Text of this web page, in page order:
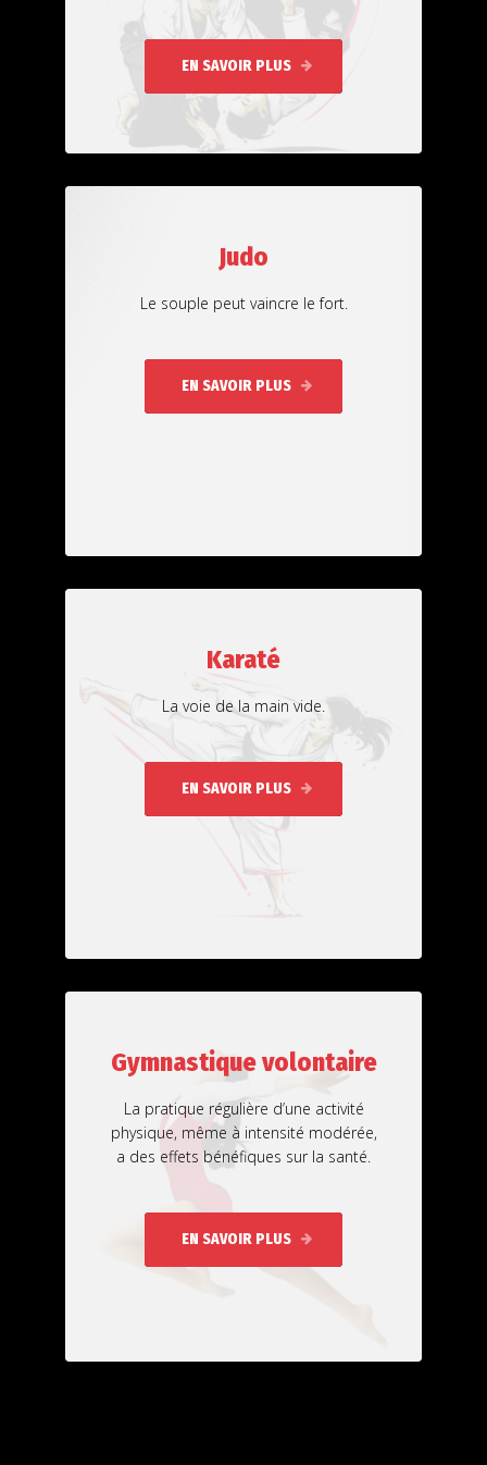
EN SAVOIR PLUS
Judo
Le souple peut vaincre le fort.
EN SAVOIR PLUS
Karaté
La voie de la main vide.
EN SAVOIR PLUS
Gymnastique volontaire
La pratique régulière d’une activité
physique, même à intensité modérée,
a des effets bénéfiques sur la santé.
EN SAVOIR PLUS